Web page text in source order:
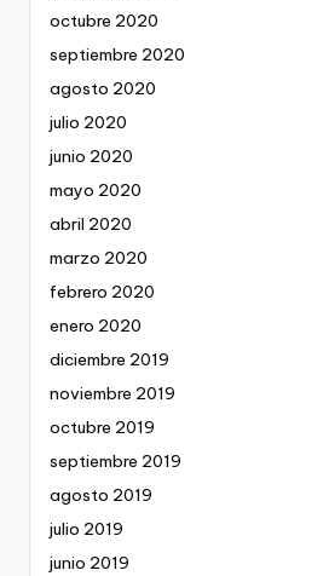
octubre 2020
septiembre 2020
agosto 2020
julio 2020
junio 2020
mayo 2020
abril 2020
marzo 2020
febrero 2020
enero 2020
diciembre 2019
noviembre 2019
octubre 2019
septiembre 2019
agosto 2019
julio 2019
junio 2019